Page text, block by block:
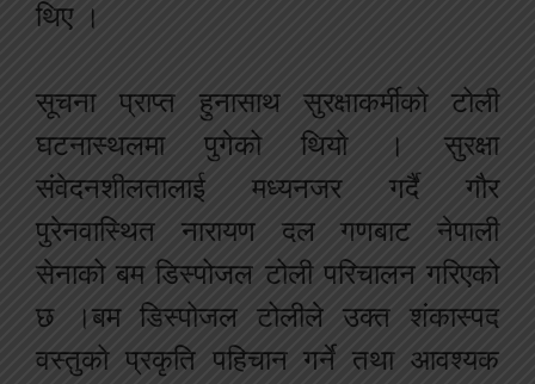
थिए ।
सूचना प्राप्त हुनासाथ सुरक्षाकर्मीको टोली
घटनास्थलमा पुगेको थियो । सुरक्षा
संवेदनशीलतालाई मध्यनजर गर्दै गौर
पुरेनवास्थित नारायण दल गणबाट नेपाली
सेनाको बम डिस्पोजल टोली परिचालन गरिएको
छ ।बम डिस्पोजल टोलीले उक्त शंकास्पद
वस्तुको प्रकृति पहिचान गर्ने तथा आवश्यक